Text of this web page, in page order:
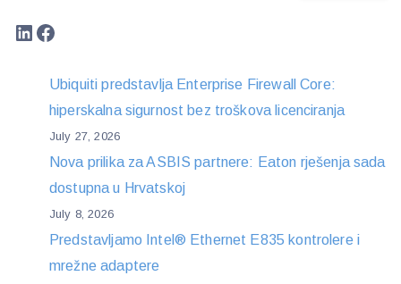
LinkedIn
Facebook
Ubiquiti predstavlja Enterprise Firewall Core:
hiperskalna sigurnost bez troškova licenciranja
July 27, 2026
Nova prilika za ASBIS partnere: Eaton rješenja sada
dostupna u Hrvatskoj
July 8, 2026
Predstavljamo Intel® Ethernet E835 kontrolere i
mrežne adaptere